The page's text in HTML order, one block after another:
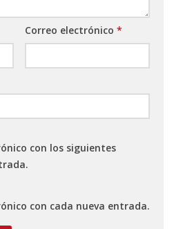
Correo electrónico *
con los siguientes
con cada nueva entrada.